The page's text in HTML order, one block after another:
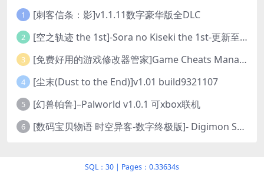
1 [刺客信条：影]v1.1.11数字豪华版全DLC
2 [空之轨迹 the 1st]-Sora no Kiseki the 1st-更新至v1.06.4-全DLC
3 [免费好用的游戏修改器管家]Game Cheats Manager
4 [尘末(Dust to the End)]v1.01 build9321107
5 [幻兽帕鲁]–Palworld v1.0.1 可xbox联机
6 [数码宝贝物语 时空异客-数字终极版]- Digimon Story Time Stranger-Build.23514637
SQL：30 | Pages：0.33634s